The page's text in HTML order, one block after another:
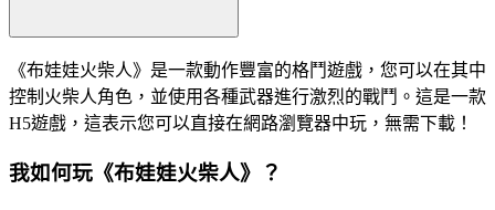
《布娃娃火柴人》是一款動作豐富的格鬥遊戲，您可以在其中
控制火柴人角色，並使用各種武器進行激烈的戰鬥。這是一款
H5遊戲，這表示您可以直接在網路瀏覽器中玩，無需下載！
我如何玩《布娃娃火柴人》？